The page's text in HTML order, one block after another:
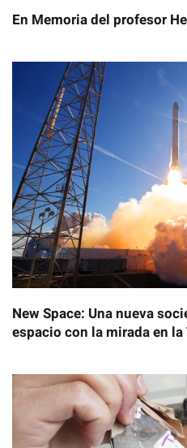
En Memoria del profesor
New Space: Una nueva
espacio con la mirada en